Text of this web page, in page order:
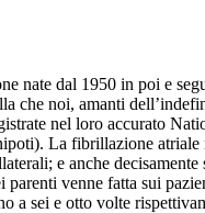
nate dal 1950 in poi e
che noi, amanti
nel loro accurato
La fibrillazione atriale
e anche
venne fatta sui
a sei e otto volte